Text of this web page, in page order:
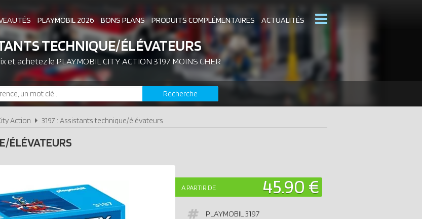
PLAYMOBIL 2026 BONS PLANS PRODUITS COMPLÉMENTAIRES ACTUALITÉS
ASSOCIATIONS DE FANS EXPOSITIONS PLAYMOBIL CATALOGUES PLAYMOBIL
LES PLAYMOBIL LES PLUS CHERS DERNIERS PLAYMOBIL AJOUTÉS
TECHNIQUE/ÉLÉVATEURS
et achetez le PLAYMOBIL CITY ACTION 3197 MOINS CHER
Recherche
Action 3197 : Assistants technique/élévateurs
ÉLÉVATEURS
A PARTIR DE 45.90 €
PLAYMOBIL3197